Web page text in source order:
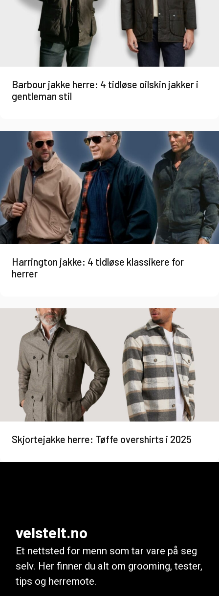
Barbour jakke herre: 4 tidløse oilskin jakker i
gentleman stil
Harrington jakke: 4 tidløse klassikere for
herrer
Skjortejakke herre: Tøffe overshirts i 2025
velstelt.no
Et nettsted for menn som tar vare på seg
selv. Her finner du alt om grooming, tester,
tips og herremote.